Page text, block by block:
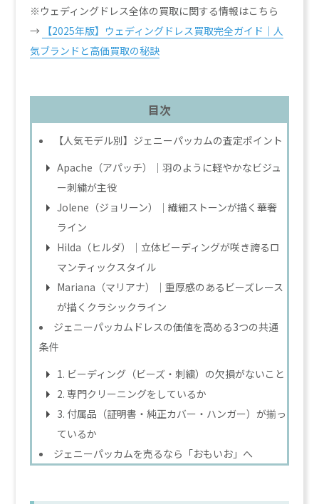
※ウェディングドレス全体の買取に関する情報はこちら
→ 【2025年版】ウェディングドレス買取完全ガイド｜人
気ブランドと高価買取の秘訣
目次
【人気モデル別】ジェニーパッカムの査定ポイント
Apache（アパッチ）｜羽のように軽やかなビジュ
ー刺繍が主役
Jolene（ジョリーン）｜繊細ストーンが描く華奢
ライン
Hilda（ヒルダ）｜立体ビーディングが咲き誇るロ
マンティックスタイル
Mariana（マリアナ）｜重厚感のあるビーズレース
が描くクラシックライン
ジェニーパッカムドレスの価値を高める3つの共通
条件
1. ビーディング（ビーズ・刺繍）の欠損がないこと
2. 専門クリーニングをしているか
3. 付属品（証明書・純正カバー・ハンガー）が揃っ
ているか
ジェニーパッカムを売るなら「おもいお」へ